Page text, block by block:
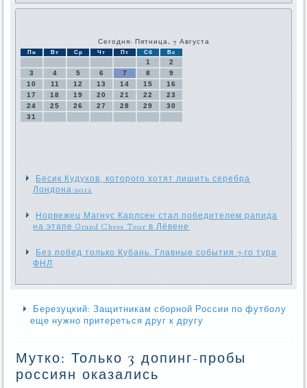
Сегодня: Пятница, 7 Августа
Пн Вт Ср Чт Пт Сб Вс
1
2
3
4 5 6 7 8
9
10
11 12 13 14 15
16
17
18 19 20 21 22
23
24
25 26 27 28 29
30
31
Бесик Кудухов, которого хотят лишить серебра
Лондона-2012
Норвежец Магнус Карлсен стал победителем рапида
на этапе Grand Chess Tour в Лёвене
Без побед только Кубань. Главные события 7-го тура
ФНЛ
Березуцкий: Защитникам сборной России по футболу
еще нужно притереться друг к другу
Мутко: Только 3 допинг-пробы
россиян оказались